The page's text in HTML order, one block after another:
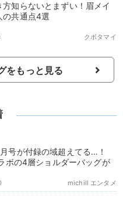
知らないとまずい！眉メイ
の共通点4選
クボタマイ
をもっと見る
号が付録の域超えてる…！
ボの4層ショルダーバッグが
michill エンタメ